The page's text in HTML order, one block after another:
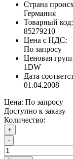
Страна
Германия
Товарный код:
85279210
Цена с НДС:
По запросу
Ценовая
1DW
Дата
01.04.2008
Цена: По запросу
Доступно к заказу
Количество:
+
-